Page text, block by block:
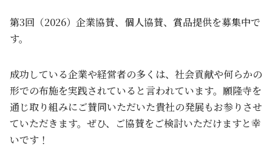
第3回（2026）企業協賛、個人協賛、賞品提供を募集中で
す。
成功している企業や経営者の多くは、社会貢献や何らかの
形での布施を実践されていると言われています。願隆寺を
通じ取り組みにご賛同いただいた貴社の発展もお参りさせ
ていただきます。ぜひ、ご協賛をご検討いただけますと幸
いです！